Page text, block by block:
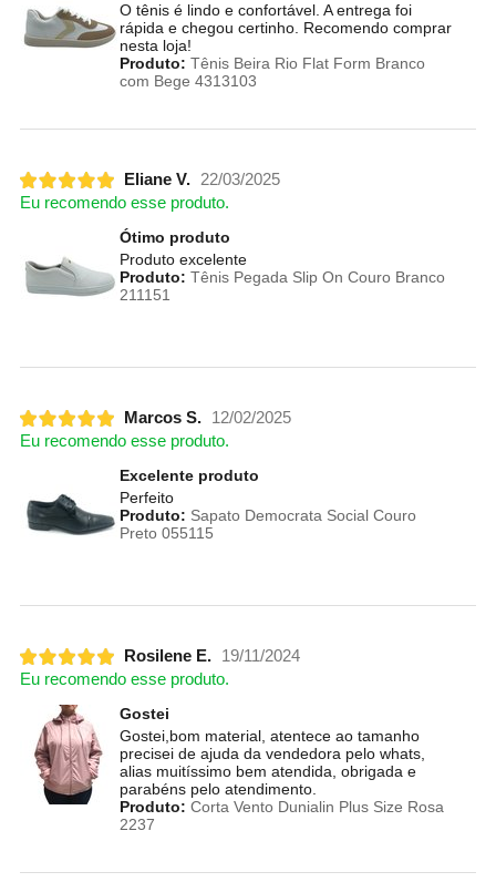
O tênis é lindo e confortável. A entrega foi
rápida e chegou certinho. Recomendo comprar
nesta loja!
Produto: Tênis Beira Rio Flat Form Branco
com Bege 4313103
Eliane V.
22/03/2025
Eu recomendo esse produto.
Ótimo produto
Produto excelente
Produto: Tênis Pegada Slip On Couro Branco
211151
Marcos S.
12/02/2025
Eu recomendo esse produto.
Excelente produto
Perfeito
Produto: Sapato Democrata Social Couro
Preto 055115
Rosilene E.
19/11/2024
Eu recomendo esse produto.
Gostei
Gostei,bom material, atentece ao tamanho
precisei de ajuda da vendedora pelo whats,
alias muitíssimo bem atendida, obrigada e
parabéns pelo atendimento.
Produto: Corta Vento Dunialin Plus Size Rosa
2237